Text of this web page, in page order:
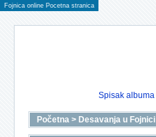
Fojnica online Pocetna stranica
Spisak albuma
Početna > Desavanja u Fojnici